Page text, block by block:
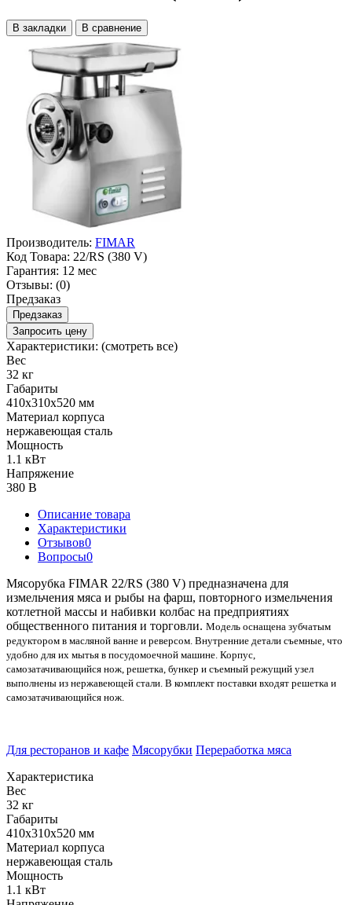
В закладки В сравнение
Производитель: FIMAR
Код Товара: 22/RS (380 V)
Гарантия: 12 мес
Отзывы: (0)
Предзаказ
Предзаказ
Запросить цену
Характеристики: (смотреть все)
Вес
32 кг
Габариты
410х310х520 мм
Материал корпуса
нержавеющая сталь
Мощность
1.1 кВт
Напряжение
380 В
Описание товара
Характеристики
Отзывов0
Вопросы0
Мясорубка FIMAR 22/RS (380 V) предназначена для
измельчения мяса и рыбы на фарш, повторного измельчения
котлетной массы и набивки колбас на предприятиях
общественного питания и торговли. Модель оснащена зубчатым
редуктором в масляной ванне и реверсом. Внутренние детали съемные, что
удобно для их мытья в посудомоечной машине. Корпус,
самозатачивающийся нож, решетка, бункер и съемный режущий узел
выполнены из нержавеющей стали. В комплект поставки входят решетка и
самозатачивающийся нож.
Для ресторанов и кафе Мясорубки Переработка мяса
Характеристика
Вес
32 кг
Габариты
410х310х520 мм
Материал корпуса
нержавеющая сталь
Мощность
1.1 кВт